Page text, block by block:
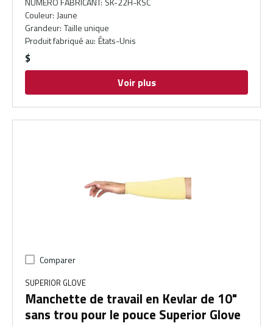
Couleur: Jaune
Grandeur: Taille unique
Produit fabriqué au: États-Unis
$
Voir plus
Comparer
SUPERIOR GLOVE
Manchette de travail en Kevlar de 10"
sans trou pour le pouce Superior Glove